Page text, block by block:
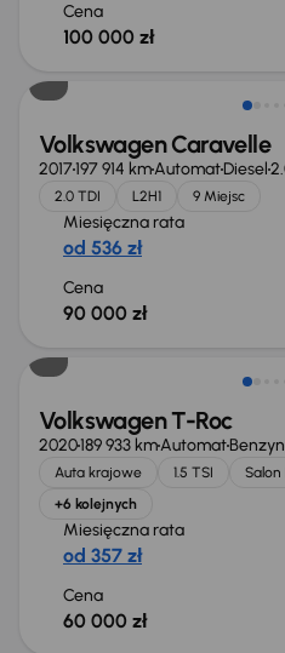
Cena
100 000 zł
Volkswagen Caravelle
2017197 914 kmAutomatDiesel
2.0 TDI L2H1 9 Miejsc
Miesięczna rata
od 536 zł
Cena
90 000 zł
Volkswagen T-Roc
2020189 933 kmAutomat
Auta krajowe 1.5 TSI Salon
+6 kolejnych
Miesięczna rata
od 357 zł
Cena
60 000 zł
Możliwość odliczenia VAT